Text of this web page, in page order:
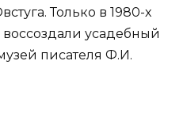
Только в 1980-х
усадебный
писателя Ф.И.